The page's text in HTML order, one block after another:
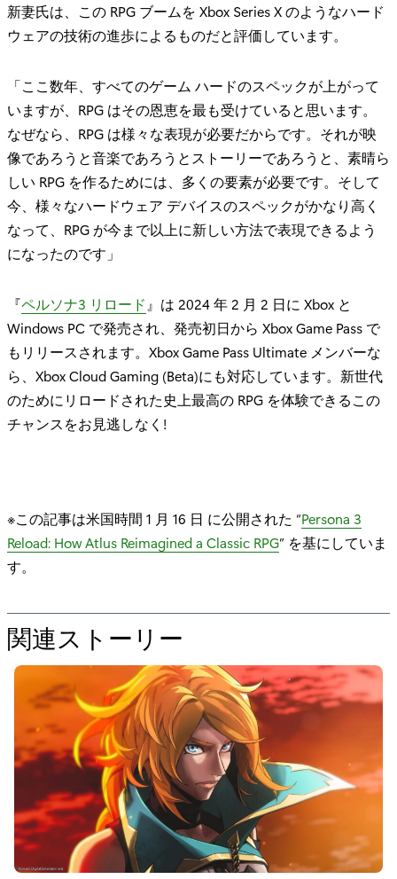
新妻氏は、この RPG ブームを Xbox Series X のようなハード
ウェアの技術の進歩によるものだと評価しています。
「ここ数年、すべてのゲーム ハードのスペックが上がって
いますが、RPG はその恩恵を最も受けていると思います。
なぜなら、RPG は様々な表現が必要だからです。それが映
像であろうと音楽であろうとストーリーであろうと、素晴ら
しい RPG を作るためには、多くの要素が必要です。そして
今、様々なハードウェア デバイスのスペックがかなり高く
なって、RPG が今まで以上に新しい方法で表現できるよう
になったのです」
『ペルソナ3 リロード』は 2024 年 2 月 2 日に Xbox と
Windows PC で発売され、発売初日から Xbox Game Pass で
もリリースされます。Xbox Game Pass Ultimate メンバーな
ら、Xbox Cloud Gaming (Beta)にも対応しています。新世代
のためにリロードされた史上最高の RPG を体験できるこの
チャンスをお見逃しなく!
※この記事は米国時間 1 月 16 日 に公開された “Persona 3
Reload: How Atlus Reimagined a Classic RPG” を基にしていま
す。
関連ストーリー
た
め
の
"
ア
ト
ラ